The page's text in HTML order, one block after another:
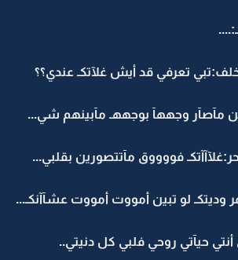
تعرفي قد أيش غلآتكـ عندي؟؟
مآصآر وجههآ بوجههـ مآبينهم شي...
فووووق مآتتصورين بقلبي...
وديتكـ لو تبين أمووت أمووت عشآآنكـ...
حيآتي روحي فلبي كل دنيتي..